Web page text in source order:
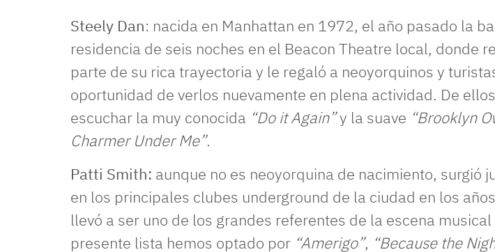
Steely Dan: nacida en Manhattan en 1972, el año pasado la
residencia de seis noches en el Beacon Theatre local, donde
parte de su rica trayectoria y le regaló a neoyorquinos y
oportunidad de verlos nuevamente en plena actividad. De
escuchar la muy conocida “Do it Again”y la suave “Brooklyn
Charmer Under Me”.
Patti Smith: aunque no es neoyorquina de nacimiento, surgió
en los principales clubes underground de la ciudad en los
llevó a ser uno de los grandes referentes de la escena
presente lista hemos optado por “Amerigo”, “Because the